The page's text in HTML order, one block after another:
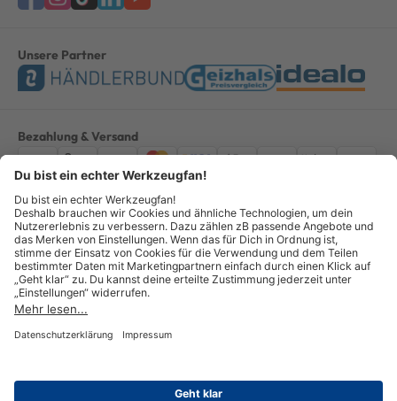
Unsere Partner
Bezahlung & Versand
ImpressumAGBDatenschutzWiderruf Vertrag widerrufen
Alle Preise verstehen sich inkl. ges. MwSt. *Kostenloser Versand innerhalb
Deutschlands, bei Bestellungen ab 100,00 Euro.
© Copyright 2026 GOTOOLS GmbH - Alle Rechte vorbehalten. powered by
createyourtemplate